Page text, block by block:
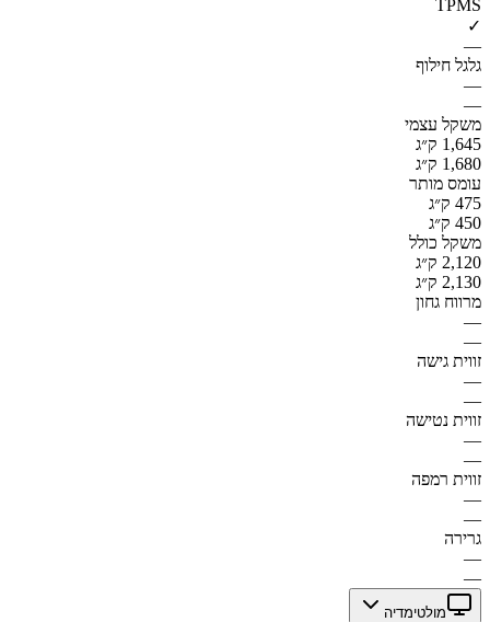
TPMS
✓
—
גלגל חילוף
—
—
משקל עצמי
1,645 ק״ג
1,680 ק״ג
עומס מותר
475 ק״ג
450 ק״ג
משקל כולל
2,120 ק״ג
2,130 ק״ג
מרווח גחון
—
—
זווית גישה
—
—
זווית נטישה
—
—
זווית רמפה
—
—
גרירה
—
—
מולטימדיה